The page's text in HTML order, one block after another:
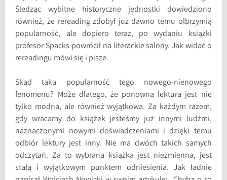
Śledząc wybitne historyczne jednostki dowiedziono
również, że rereading zdobył już dawno temu olbrzymią
popularność, ale dopiero teraz, po wydaniu książki
profesor Spacks powrócił na literackie salony. Jak widać o
rereadingu mówi się i pisze.
Skąd taka popularność tego nowego-nienowego
fenomenu? Może dlatego, że ponowna lektura jest nie
tylko modna, ale również wyjątkowa. Za każdym razem,
gdy wracamy do książek jesteśmy już innymi ludźmi,
naznaczonymi nowymi doświadczeniami i dzięki temu
odbiór lektury jest inny. Nie ma dwóch takich samych
odczytań. Za to wybrana książka jest niezmienna, jest
stałą i wyjątkowym punktem odniesienia. Jak ładnie